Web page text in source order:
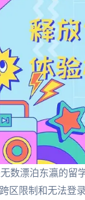
数漂泊东瀛的留
区限制和无法登